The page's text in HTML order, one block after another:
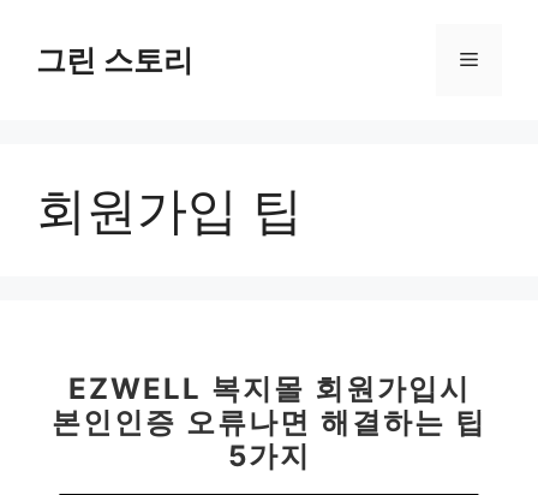
그린 스토리 메
회원가입 팁
EZWELL 복지몰 회원가입시
본인인증 오류나면 해결하는 팁
5가지